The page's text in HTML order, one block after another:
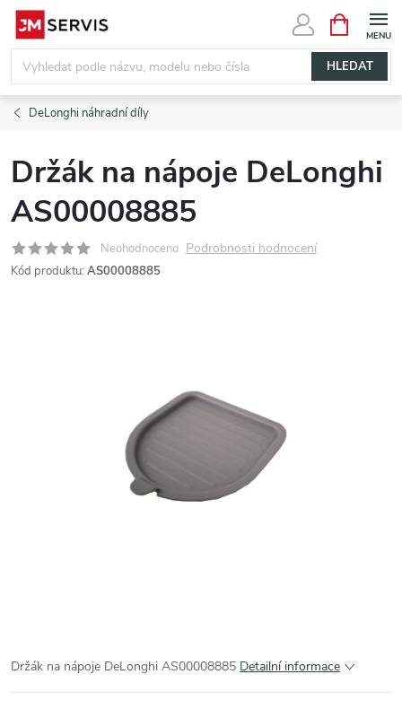
Přejít
obsah
HLEDAT
NÁKUPNÍ
KOŠÍK
DeLonghi náhradní díly
Držák na nápoje DeLonghi
AS00008885
Neohodnoceno Podrobnosti hodnocení
Kód produktu: AS00008885
Držák na nápoje DeLonghi AS00008885 Detailní informace